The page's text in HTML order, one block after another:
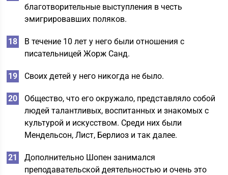
благотворительные выступления в честь
эмигрировавших поляков.
В течение 10 лет у него были отношения с
писательницей Жорж Санд.
Своих детей у него никогда не было.
Общество, что его окружало, представляло собой
людей талантливых, воспитанных и знакомых с
культурой и искусством. Среди них были
Мендельсон, Лист, Берлиоз и так далее.
Дополнительно Шопен занимался
преподавательской деятельностью и очень это